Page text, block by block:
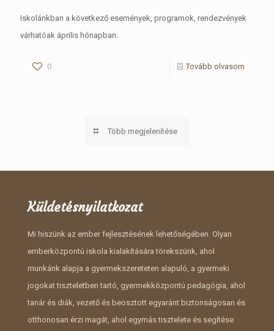
Iskolánkban a következő események, programok, rendezvények
várhatóak április hónapban:
0 Tovább olvasom
Több megjelenítése
Küldetésnyilatkozat
Mi hiszünk az ember fejlesztésének lehetőségében. Olyan
emberközpontú iskola kialakítására törekszünk, ahol
munkánk alapja a gyermekszereteten alapuló, a gyermeki
jogokat tiszteletben tartó, gyermekközpontú pedagógia, ahol
tanár és diák, vezető és beosztott egyaránt biztonságosan és
otthonosan érzi magát, ahol egymás tisztelete és segítése